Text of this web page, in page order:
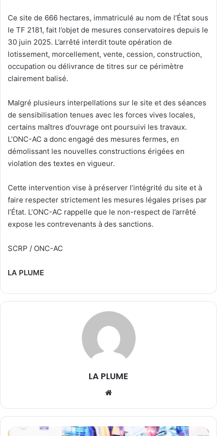
Ce site de 666 hectares, immatriculé au nom de l’État sous
le TF 2181, fait l’objet de mesures conservatoires depuis le
30 juin 2025. L’arrêté interdit toute opération de
lotissement, morcellement, vente, cession, construction,
occupation ou délivrance de titres sur ce périmètre
clairement balisé.
Malgré plusieurs interpellations sur le site et des séances
de sensibilisation tenues avec les forces vives locales,
certains maîtres d’ouvrage ont poursuivi les travaux.
L’ONC-AC a donc engagé des mesures fermes, en
démolissant les nouvelles constructions érigées en
violation des textes en vigueur.
Cette intervention vise à préserver l’intégrité du site et à
faire respecter strictement les mesures légales prises par
l’État. L’ONC-AC rappelle que le non-respect de l’arrêté
expose les contrevenants à des sanctions.
SCRP / ONC-AC
LA PLUME
LA PLUME
te
O